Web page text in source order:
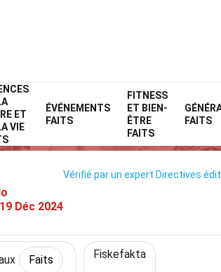
ET
VIE
ÉVÉNEMENTS
FAITS
FITNESS
ET BIEN-
ÊTRE
FAITS
FAITS
Nature AnimauxFaits
Sur Périophthalme
19 Déc 2024
Vérifié par un expert Directives
Faits Fiskefakta